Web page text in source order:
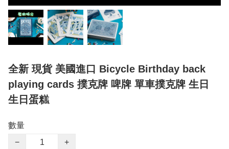
全新 現貨 美國進口 Bicycle Birthday back
playing cards 撲克牌 啤牌 單車撲克牌 生日
生日蛋糕
數量
−
+